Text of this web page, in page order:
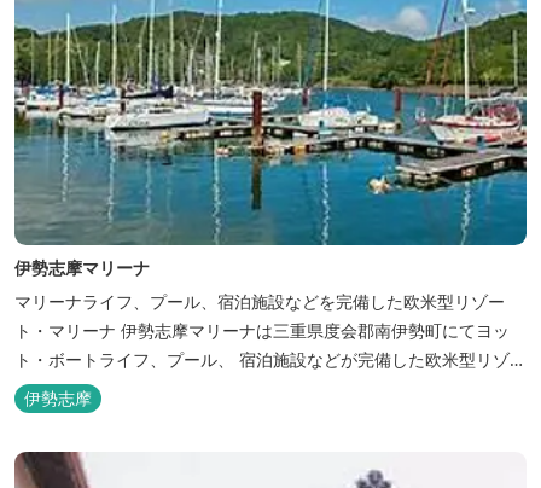
伊勢志摩マリーナ
マリーナライフ、プール、宿泊施設などを完備した欧米型リゾー
ト・マリーナ 伊勢志摩マリーナは三重県度会郡南伊勢町にてヨッ
ト・ボートライフ、プール、 宿泊施設などが完備した欧米型リゾー
ト・マリーナの管理・運営を行っております。
伊勢志摩